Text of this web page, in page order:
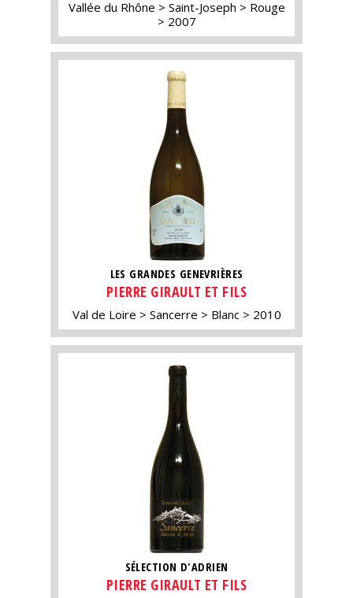
Vallée du Rhône Saint-Joseph
Rouge
2007
LES GRANDES GENEVRIÈRES
PIERRE GIRAULT ET FILS
Val de Loire Sancerre Blanc 2010
SÉLECTION D'ADRIEN
PIERRE GIRAULT ET FILS